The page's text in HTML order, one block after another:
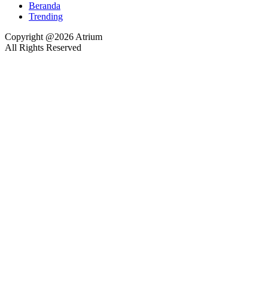
Beranda
Trending
Copyright @2026 Atrium
All Rights Reserved